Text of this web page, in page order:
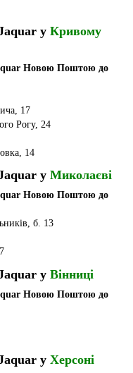
у Кривому
Новою Поштою до
17
Рогу, 24
14
у Миколаєві
Новою Поштою до
б. 13
у Вінниці
Новою Поштою до
у Херсоні